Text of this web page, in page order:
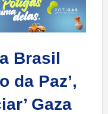
Brasil
da Paz’,
Gaza